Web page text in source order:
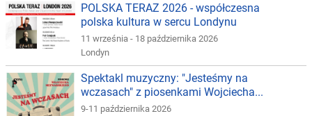
POLSKA TERAZ 2026 - współczesna
polska kultura w sercu Londynu
11 września - 18 października 2026
Londyn
Spektakl muzyczny: "Jesteśmy na
wczasach" z piosenkami Wojciecha...
9-11 października 2026